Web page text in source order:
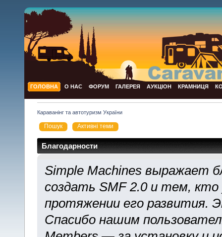
ГОЛОВНА О НАС ФОРУМ ГАЛЕРЕЯ АУКЦІОН КРАМНИЦЯ
Караванінг та автотуризм України
Пошук Активні теми
Благодарности
Simple Machines выражает
создать SMF 2.0 и тем,
протяжении его развития.
Спасибо нашим